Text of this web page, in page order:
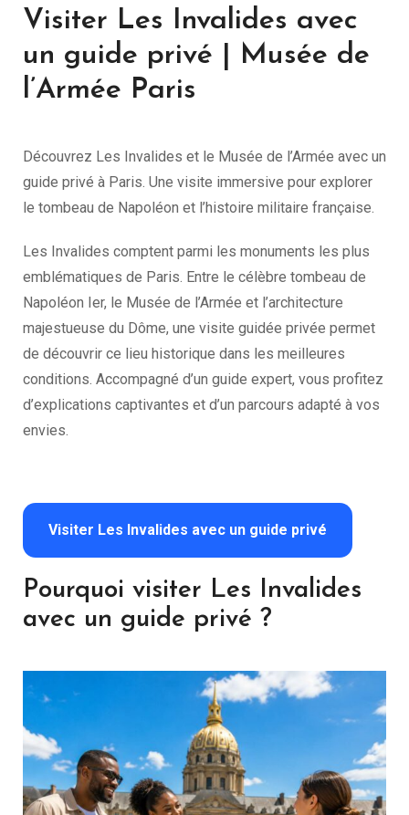
Visiter Les Invalides avec
un guide privé | Musée de
l’Armée Paris
Découvrez Les Invalides et le Musée de l’Armée avec un
guide privé à Paris. Une visite immersive pour explorer
le tombeau de Napoléon et l’histoire militaire française.
Les Invalides comptent parmi les monuments les plus
emblématiques de Paris. Entre le célèbre tombeau de
Napoléon Ier, le Musée de l’Armée et l’architecture
majestueuse du Dôme, une visite guidée privée permet
de découvrir ce lieu historique dans les meilleures
conditions. Accompagné d’un guide expert, vous profitez
d’explications captivantes et d’un parcours adapté à vos
envies.
Visiter Les Invalides avec un guide privé
Pourquoi visiter Les Invalides
avec un guide privé ?